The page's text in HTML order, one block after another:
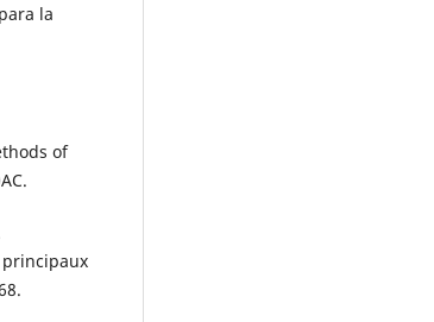
la
of